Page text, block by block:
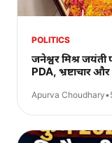
POLITICS
जनेश्वर मिश्र
PDA, भ्रष्टाचार
Apurva Choudhary•